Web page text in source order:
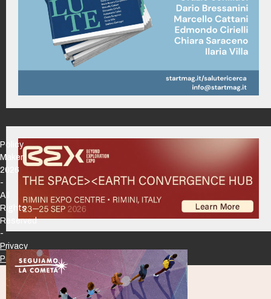
Policy
Maker
2026
-
All
Rights
Reserved
-
Privacy
Policy